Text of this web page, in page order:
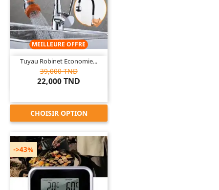

MEILLEURE OFFRE
Tuyau Robinet Economie...
39,000 TND
22,000 TND
CHOISIR OPTION
->43%